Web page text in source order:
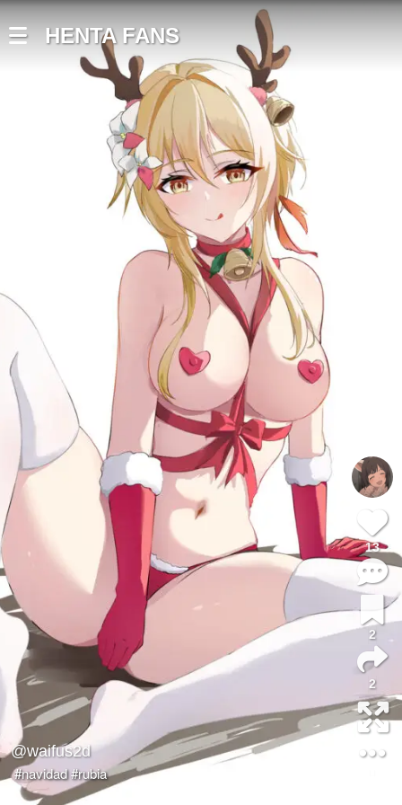
HENTA FANS
@waifus2d
#navidad#rubia
13
2
2